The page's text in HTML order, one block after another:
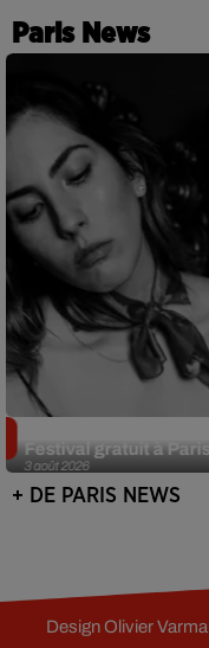
Paris News
3 août 2026
Festival gratuit à Paris
+ DE PARIS NEWS
DesignOlivier Varma